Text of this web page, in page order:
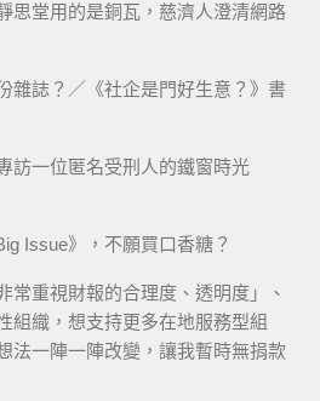
思堂用的是銅瓦，慈濟人澄清網路
雜誌？／《社企是門好生意？》書
訪一位匿名受刑人的鐵窗時光
Issue》，不願買口香糖？
常重視財報的合理度、透明度」、
組織，想支持更多在地服務型組
法一陣一陣改變，讓我暫時無捐款